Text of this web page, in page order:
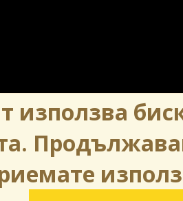
използва